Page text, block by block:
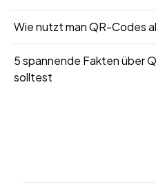
Wie nutzt man QR-Codes
5 spannende Fakten über
solltest